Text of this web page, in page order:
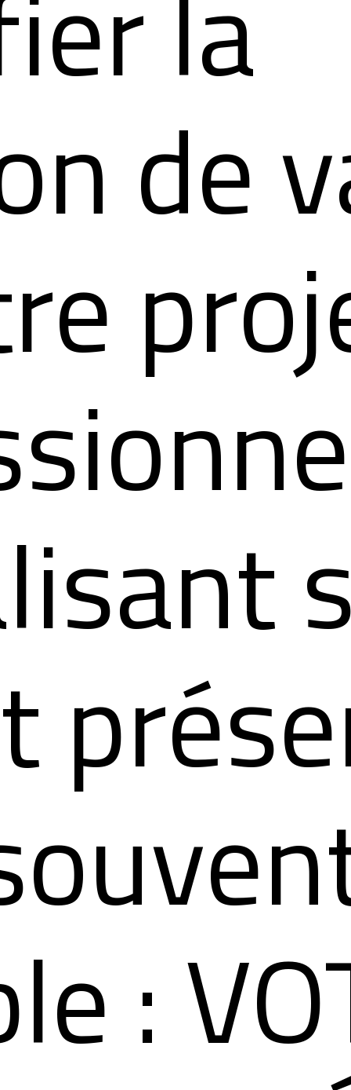
de
: